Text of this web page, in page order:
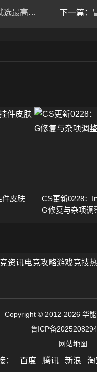
都能打过 下一篇：
件皮肤
CS更新0228：
G修复与杂项调
资讯电竞攻略游戏竞技
Copyright © 2012-2026 华
鲁ICP备
网站地图
： 百度 腾讯 新浪 淘